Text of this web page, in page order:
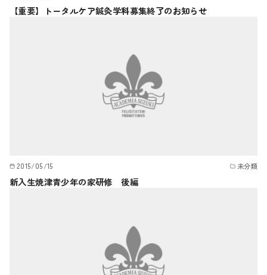
【重要】トータルケア鍼灸学科募集終了のお知らせ
2015/05/15 未分類
新入生焼津青少年の家研修 後編